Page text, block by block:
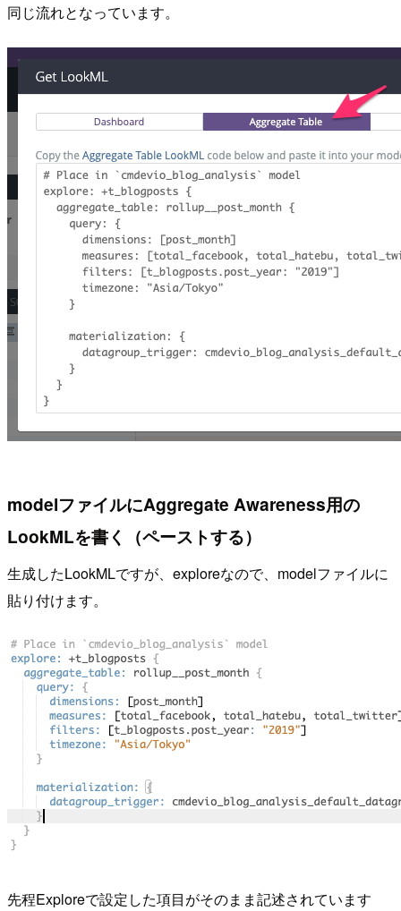
同じ流れとなっています。
modelファイルにAggregate Awareness用の
LookMLを書く（ペーストする）
生成したLookMLですが、exploreなので、modelファイルに
貼り付けます。
先程Exploreで設定した項目がそのまま記述されています